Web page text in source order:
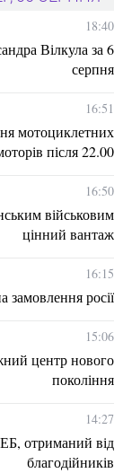
18:40
Вілкула за 6
серпня
16:51
мотоциклетних
після 22.00
16:50
військовим
цінний вантаж
16:15
замовлення росії
15:06
центр нового
покоління
14:27
отриманий від
благодійників